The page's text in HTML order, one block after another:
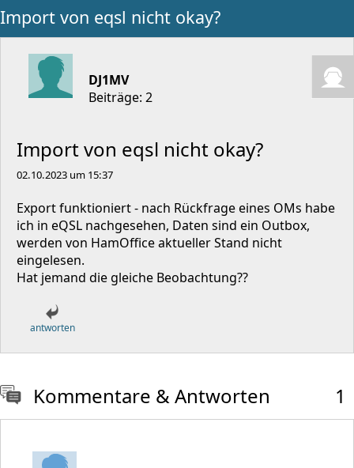
Import von eqsl nicht okay?
DJ1MV
Beiträge: 2
Import von eqsl nicht okay?
02.10.2023 um 15:37
Export funktioniert - nach Rückfrage eines OMs habe
ich in eQSL nachgesehen, Daten sind ein Outbox,
werden von HamOffice aktueller Stand nicht
eingelesen.
Hat jemand die gleiche Beobachtung??
antworten
Kommentare & Antworten 1